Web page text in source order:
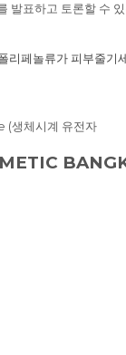
발표하고 토론할 수
리페놀류가피부줄기
(생체시계 유전자